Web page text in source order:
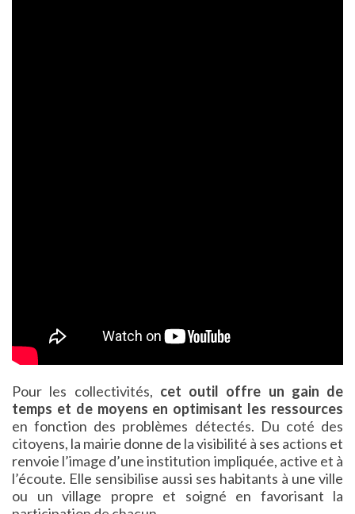
Pour les collectivités, cet outil offre un gain de
temps et de moyens en optimisant les ressources
en fonction des problèmes détectés. Du coté des
citoyens, la mairie donne de la visibilité à ses actions et
renvoie l’image d’une institution impliquée, active et à
l’écoute. Elle sensibilise aussi ses habitants à une ville
ou un village propre et soigné en favorisant la